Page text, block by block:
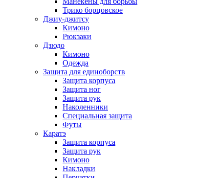
Трико борцовское
Джиу-джитсу
Кимоно
Рюкзаки
Дзюдо
Кимоно
Одежда
Защита для единоборств
Защита корпуса
Защита ног
Защита рук
Наколенники
Специальная защита
Футы
Каратэ
Защита корпуса
Защита рук
Кимоно
Накладки